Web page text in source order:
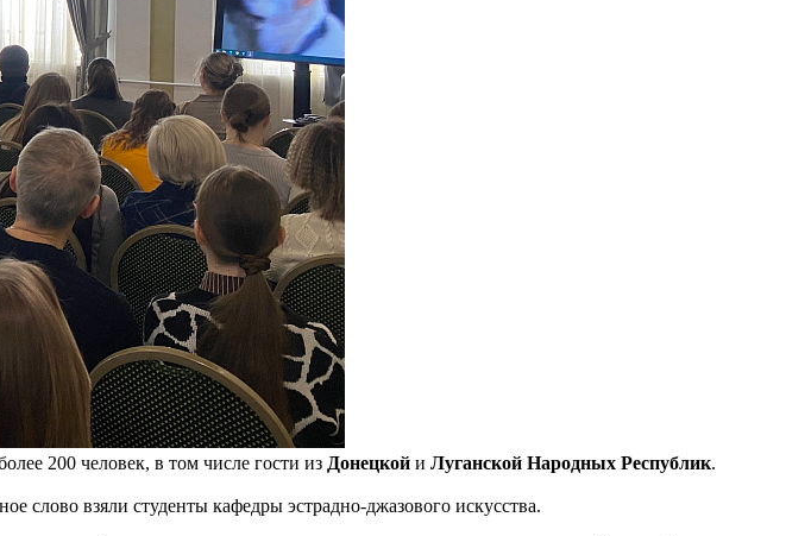
200 человек, в том числе гости из Донецкой и Луганской Народных Республик.
слово взяли студенты кафедры эстрадно-джазового искусства.